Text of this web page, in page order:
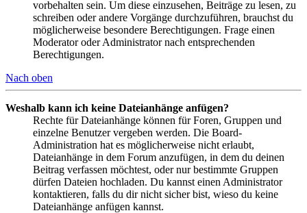
vorbehalten sein. Um diese einzusehen, Beiträge zu lesen, zu
schreiben oder andere Vorgänge durchzuführen, brauchst du
möglicherweise besondere Berechtigungen. Frage einen
Moderator oder Administrator nach entsprechenden
Berechtigungen.
Nach oben
Weshalb kann ich keine Dateianhänge anfügen?
Rechte für Dateianhänge können für Foren, Gruppen und
einzelne Benutzer vergeben werden. Die Board-
Administration hat es möglicherweise nicht erlaubt,
Dateianhänge in dem Forum anzufügen, in dem du deinen
Beitrag verfassen möchtest, oder nur bestimmte Gruppen
dürfen Dateien hochladen. Du kannst einen Administrator
kontaktieren, falls du dir nicht sicher bist, wieso du keine
Dateianhänge anfügen kannst.